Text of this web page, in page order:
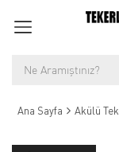
Ana Sayfa
Akülü